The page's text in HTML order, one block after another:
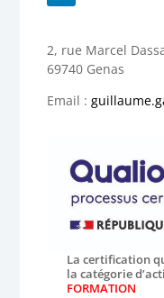
2, rue Marcel
69740 Genas
Email :
La certification
la catégorie
FORMATION